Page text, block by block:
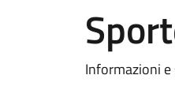
Informazioni